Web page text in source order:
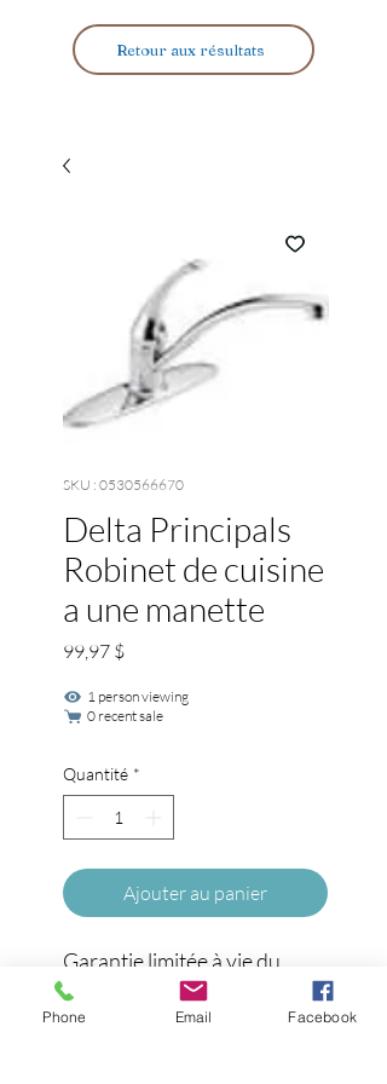
Retour aux résultats
SKU : 0530566670
Delta Principals
Robinet de cuisine
a une manette
99,97 $Prix
1 person viewing
0 recent sale
Quantité *
Ajouter au panier
Garantie limitée à vie du
fabricant couvrant les pièces
et les défauts de finition
Phone Email Facebook